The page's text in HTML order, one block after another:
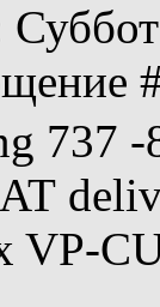
737
VP-